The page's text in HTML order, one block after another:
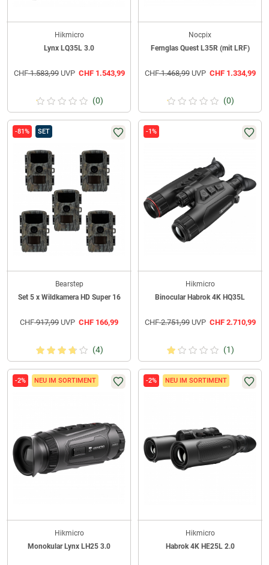
Hikmicro
Lynx LQ35L 3.0
CHF1.583,99UVP CHF1.543,99
(0)
Nocpix
Fernglas Quest L35R (mit LRF)
CHF1.468,99UVP CHF1.334,99
(0)
-81% SET
Bearstep
Set 5 x Wildkamera HD Super 16
CHF917,99 UVP CHF 166,99
(4)
-1%
Hikmicro
Binocular Habrok 4K HQ35L
CHF2.751,99UVP CHF2.710,99
(1)
-2% NEU IM SORTIMENT
Hikmicro
Monokular Lynx LH25 3.0
-2% NEU IM SORTIMENT
Hikmicro
Habrok 4K HE25L 2.0